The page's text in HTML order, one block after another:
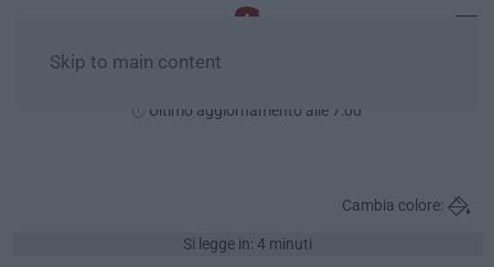
Skip to main content
Ultimo aggiornamento alle 7:00
Si legge in: 4 minuti
Cambia colore: